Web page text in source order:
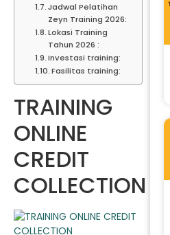
Jadwal Pelatihan
Zeyn Training 2026:
Lokasi Training
Tahun 2026 :
Investasi training:
Fasilitas training:
TRAINING
ONLINE
CREDIT
COLLECTION